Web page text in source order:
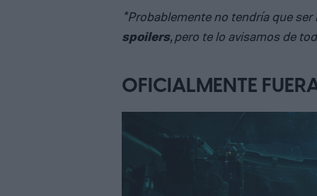
*Probablemente no tendría que
spoilers, pero te lo avisamos de
OFICIALMENTE